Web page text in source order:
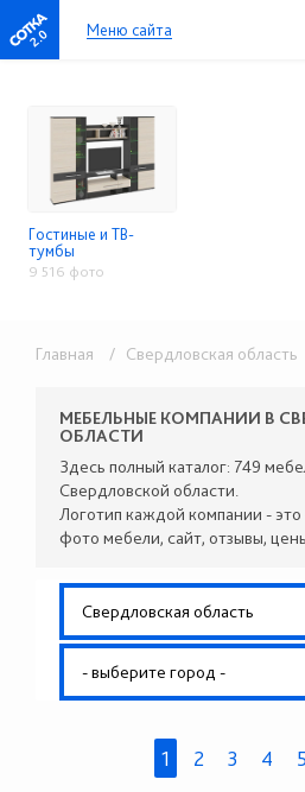
2.0 Меню сайта
Гостиные и ТВ-
тумбы
9 516 фото
Главная / Свердловская область
МЕБЕЛЬНЫЕ КОМПАНИИ В
ОБЛАСТИ
Здесь полный каталог: 749
Свердловской области.
Логотип каждой компании - это
фото мебели, сайт, отзывы,
Свердловская область
- выберите город -
1 2 3 4 5